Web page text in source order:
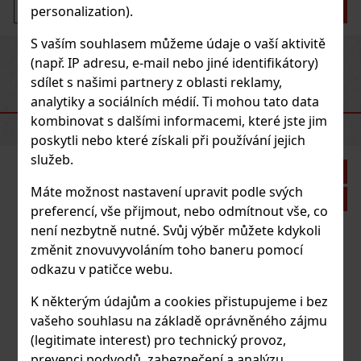
personalization).
S vaším souhlasem můžeme údaje o vaší aktivitě
(např. IP adresu, e-mail nebo jiné identifikátory)
sdílet s našimi partnery z oblasti reklamy,
analytiky a sociálních médií. Ti mohou tato data
kombinovat s dalšími informacemi, které jste jim
poskytli nebo které získali při používání jejich
služeb.
Máte možnost nastavení upravit podle svých
preferencí, vše přijmout, nebo odmítnout vše, co
není nezbytně nutné. Svůj výběr můžete kdykoli
změnit znovuvyvoláním toho baneru pomocí
odkazu v patičce webu.
K některým údajům a cookies přistupujeme i bez
vašeho souhlasu na základě oprávněného zájmu
(legitimate interest) pro technický provoz,
Zino ořezávač Z9 Z-Coll- L2
SKLADEM (2 ks)
PreviousNext
DOPORUČENÉ PRODUKTY